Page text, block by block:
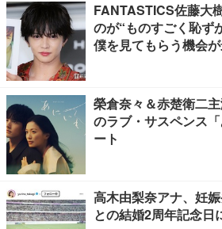
FANTASTICS佐藤大
のが“ものすごく恥ず
僕を見てもらう機会
榮倉奈々＆赤楚衛二
のラブ・サスペンス
ート
高木由梨奈アナ、妊
との結婚2周年記念日